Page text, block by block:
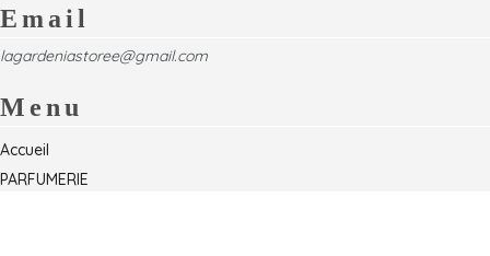
Email
lagardeniastoree@gmail.com
Menu
Accueil
PARFUMERIE